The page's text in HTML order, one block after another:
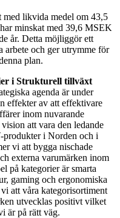
med likvida medel om 43,5
minskat med 39,6 MSEK
år. Detta möjliggör ett
arbete och ger utrymme för
plan.
i Strukturell tillväxt
agenda är under
effekter av att effektivare
inom nuvarande
att vara den ledande
i Norden och i
vi att bygga nischade
externa varumärken inom
på kategorier är smarta
gaming och ergonomiska
att våra kategorisortiment
utvecklas positivt vilket
är på rätt väg.